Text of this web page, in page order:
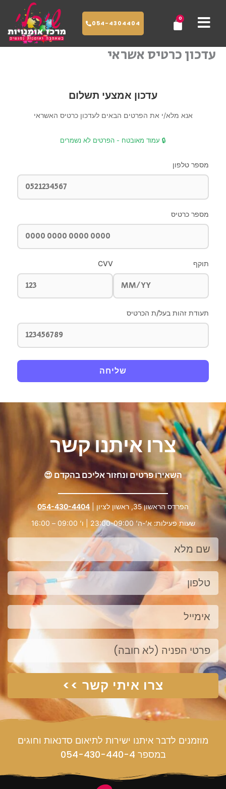
לתוכן
0
עגלת
קניות
054-4304404
עדכון כרטיס אשראי
עדכון אמצעי תשלום
אנא מלא/י את הפרטים הבאים לעדכון כרטיס האשראי
🔒 עמוד מאובטח - הפרטים לא נשמרים
מספר טלפון
מספר כרטיס
תוקף CVV
תעודת זהות בעל/ת הכרטיס
שליחה
צרו איתנו קשר
השאירו פרטים ונחזור אליכם בהקדם 😍
הפרדס הראשון 35, ראשון לציון |
054-430-4404
שעות פעילות: א’-ה’ 23:00-09:00 | ו’ 09:00 – 16:00
שם
מלא
טלפון
אימייל
פנייה
צרו איתי קשר >>
מוזמנים לדבר איתנו ישירות לתיאום סדנאות וחוגים
במספר 054-430-440-4